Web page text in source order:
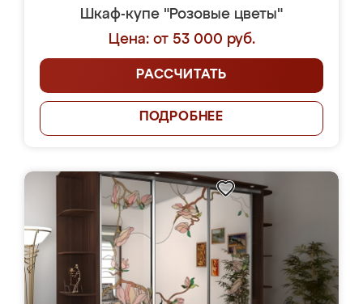
Шкаф-купе "Розовые цветы"
Цена: от 53 000 руб.
РАССЧИТАТЬ
ПОДРОБНЕЕ